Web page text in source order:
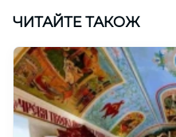
ЧИТАЙТЕ ТАКОЖ